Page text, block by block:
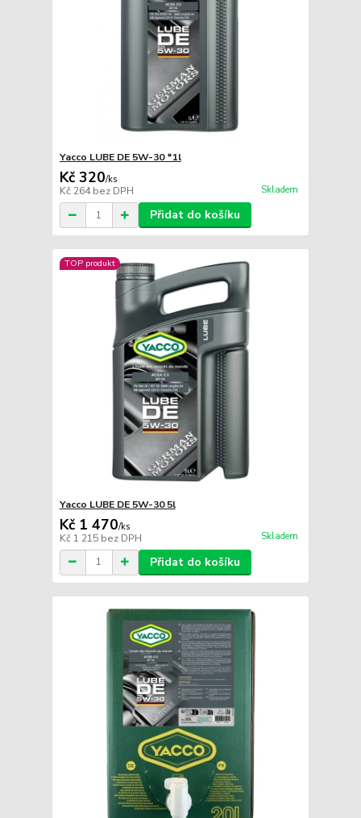
Yacco LUBE DE 5W-30 *1l
Kč 320/ks
Kč 264bez DPH Skladem
Přidat do košíku
TOP produkt
Yacco LUBE DE 5W-30 5l
Kč 1 470/ks
Kč 1 215 bez DPH Skladem
Přidat do košíku